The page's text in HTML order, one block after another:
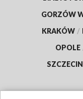
GORZÓW
KRAKÓW /
OPOLE
SZCZECIN